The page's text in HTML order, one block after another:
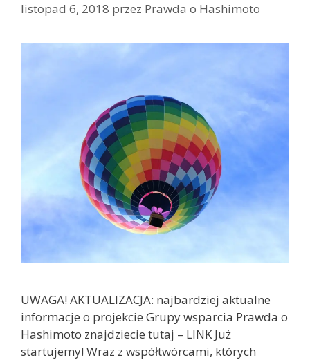
listopad 6, 2018 przez Prawda o Hashimoto
UWAGA! AKTUALIZACJA: najbardziej aktualne
informacje o projekcie Grupy wsparcia Prawda o
Hashimoto znajdziecie tutaj – LINK Już
startujemy! Wraz z współtwórcami, których